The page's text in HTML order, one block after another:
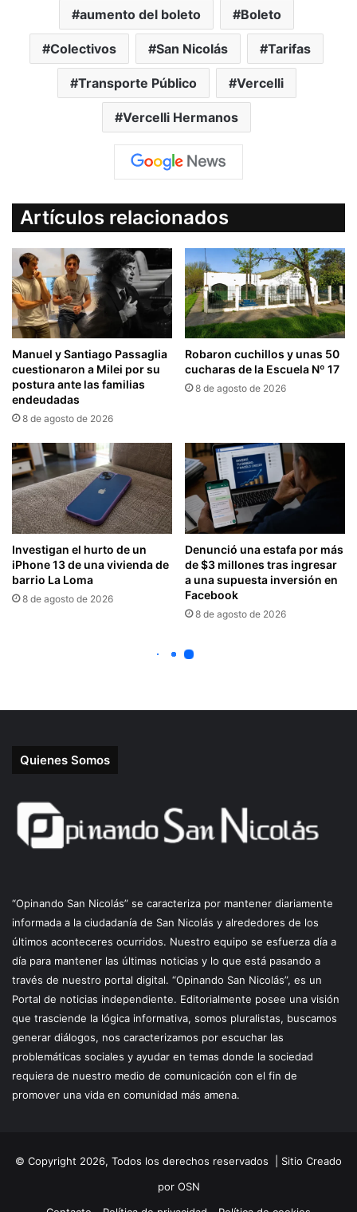
Quienes Somos
“Opinando San Nicolás” se caracteriza por mantener diariamente
informada a la ciudadanía de San Nicolás y alrededores de los
últimos aconteceres ocurridos. Nuestro equipo se esfuerza día a
día para mantener las últimas noticias y lo que está pasando a
través de nuestro portal digital. “Opinando San Nicolás”, es un
Portal de noticias independiente. Editorialmente posee una visión
que trasciende la lógica informativa, somos pluralistas, buscamos
generar diálogos, nos caracterizamos por escuchar las
problemáticas sociales y ayudar en temas donde la sociedad
requiera de nuestro medio de comunicación con el fin de
promover una vida en comunidad más amena.
© Copyright 2026, Todos los derechos reservados | Sitio Creado
por OSN